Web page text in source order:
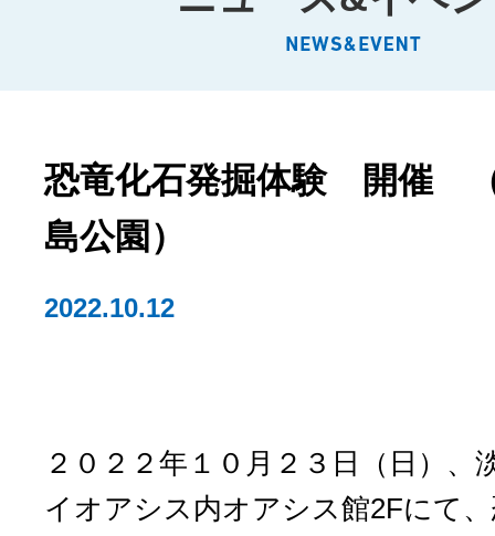
恐竜化石発掘体験 開催
島公園）
2022.10.12
２０２２年１０月２３日（日）、
イオアシス内オアシス館2Fにて